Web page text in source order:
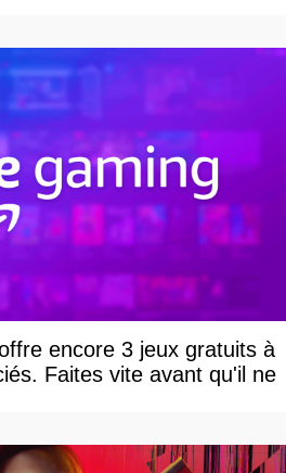
encore 3 jeux gratuits à
Faites vite avant qu'il ne